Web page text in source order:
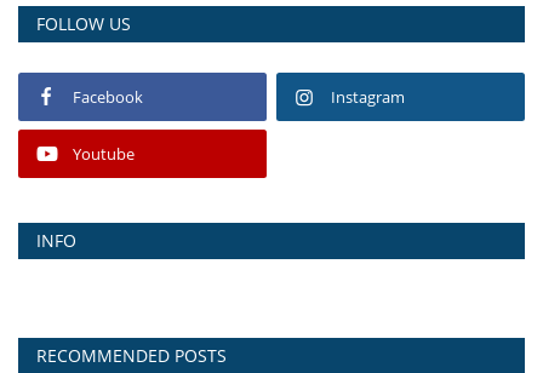
FOLLOW US
Facebook Instagram
Youtube
INFO
RECOMMENDED POSTS